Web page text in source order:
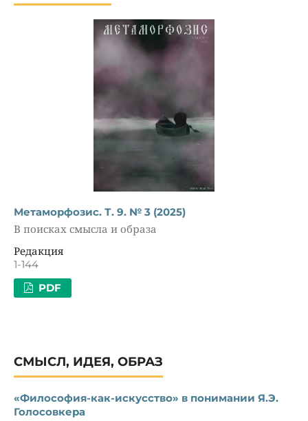
Метаморфозис. Т. 9. № 3 (2025)
В поисках смысла и образа
Редакция
1-144
PDF
СМЫСЛ, ИДЕЯ, ОБРАЗ
«Философия-как-искусство» в понимании Я.Э.
Голосовкера